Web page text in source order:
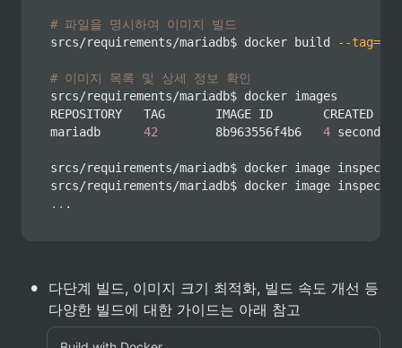
# 파일을 명시하여 이미지 빌드
srcs/requirements/mariadb$ docker build --tag=
# 이미지 목록 및 상세 정보 확인
srcs/requirements/mariadb$ docker images
REPOSITORY   TAG       IMAGE ID       CREATED
mariadb 42
        8b963556f4b6
4 seconds
srcs/requirements/mariadb$ docker image inspect
srcs/requirements/mariadb$ docker
.. .
•
다단계 빌드, 이미지 크기 최적화, 빌드 속도 개선 등
다양한 빌드에 대한 가이드는 아래 참고